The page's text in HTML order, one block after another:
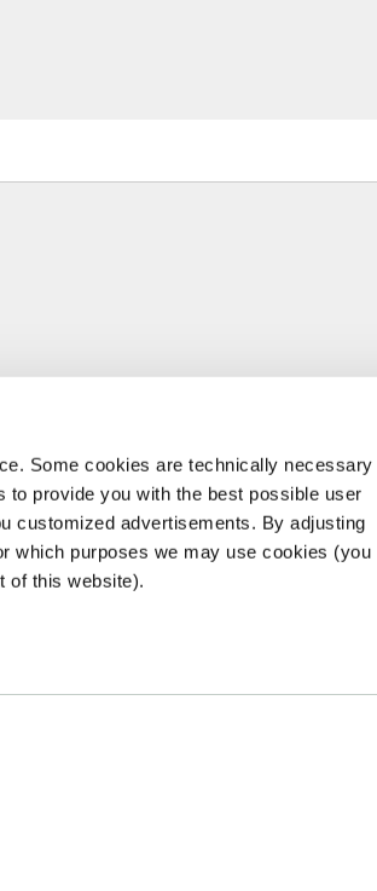
Some cookies are technically necessary
to provide you with the best possible user
customized advertisements. By adjusting
which purposes we may use cookies (you
of this website).